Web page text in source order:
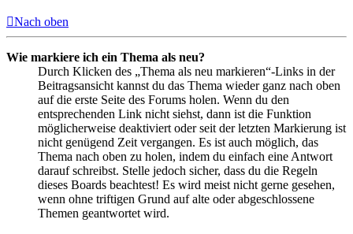
Nach oben
Wie markiere ich ein Thema als neu?
Durch Klicken des „Thema als neu markieren“-Links in der
Beitragsansicht kannst du das Thema wieder ganz nach oben
auf die erste Seite des Forums holen. Wenn du den
entsprechenden Link nicht siehst, dann ist die Funktion
möglicherweise deaktiviert oder seit der letzten Markierung ist
nicht genügend Zeit vergangen. Es ist auch möglich, das
Thema nach oben zu holen, indem du einfach eine Antwort
darauf schreibst. Stelle jedoch sicher, dass du die Regeln
dieses Boards beachtest! Es wird meist nicht gerne gesehen,
wenn ohne triftigen Grund auf alte oder abgeschlossene
Themen geantwortet wird.